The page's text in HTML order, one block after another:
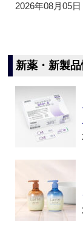
2026年08月05日
新薬・新製